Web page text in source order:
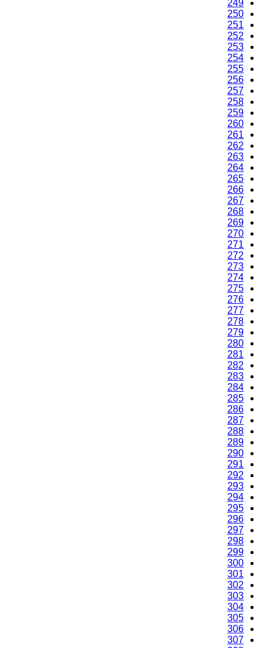
249
250
251
252
253
254
255
256
257
258
259
260
261
262
263
264
265
266
267
268
269
270
271
272
273
274
275
276
277
278
279
280
281
282
283
284
285
286
287
288
289
290
291
292
293
294
295
296
297
298
299
300
301
302
303
304
305
306
307